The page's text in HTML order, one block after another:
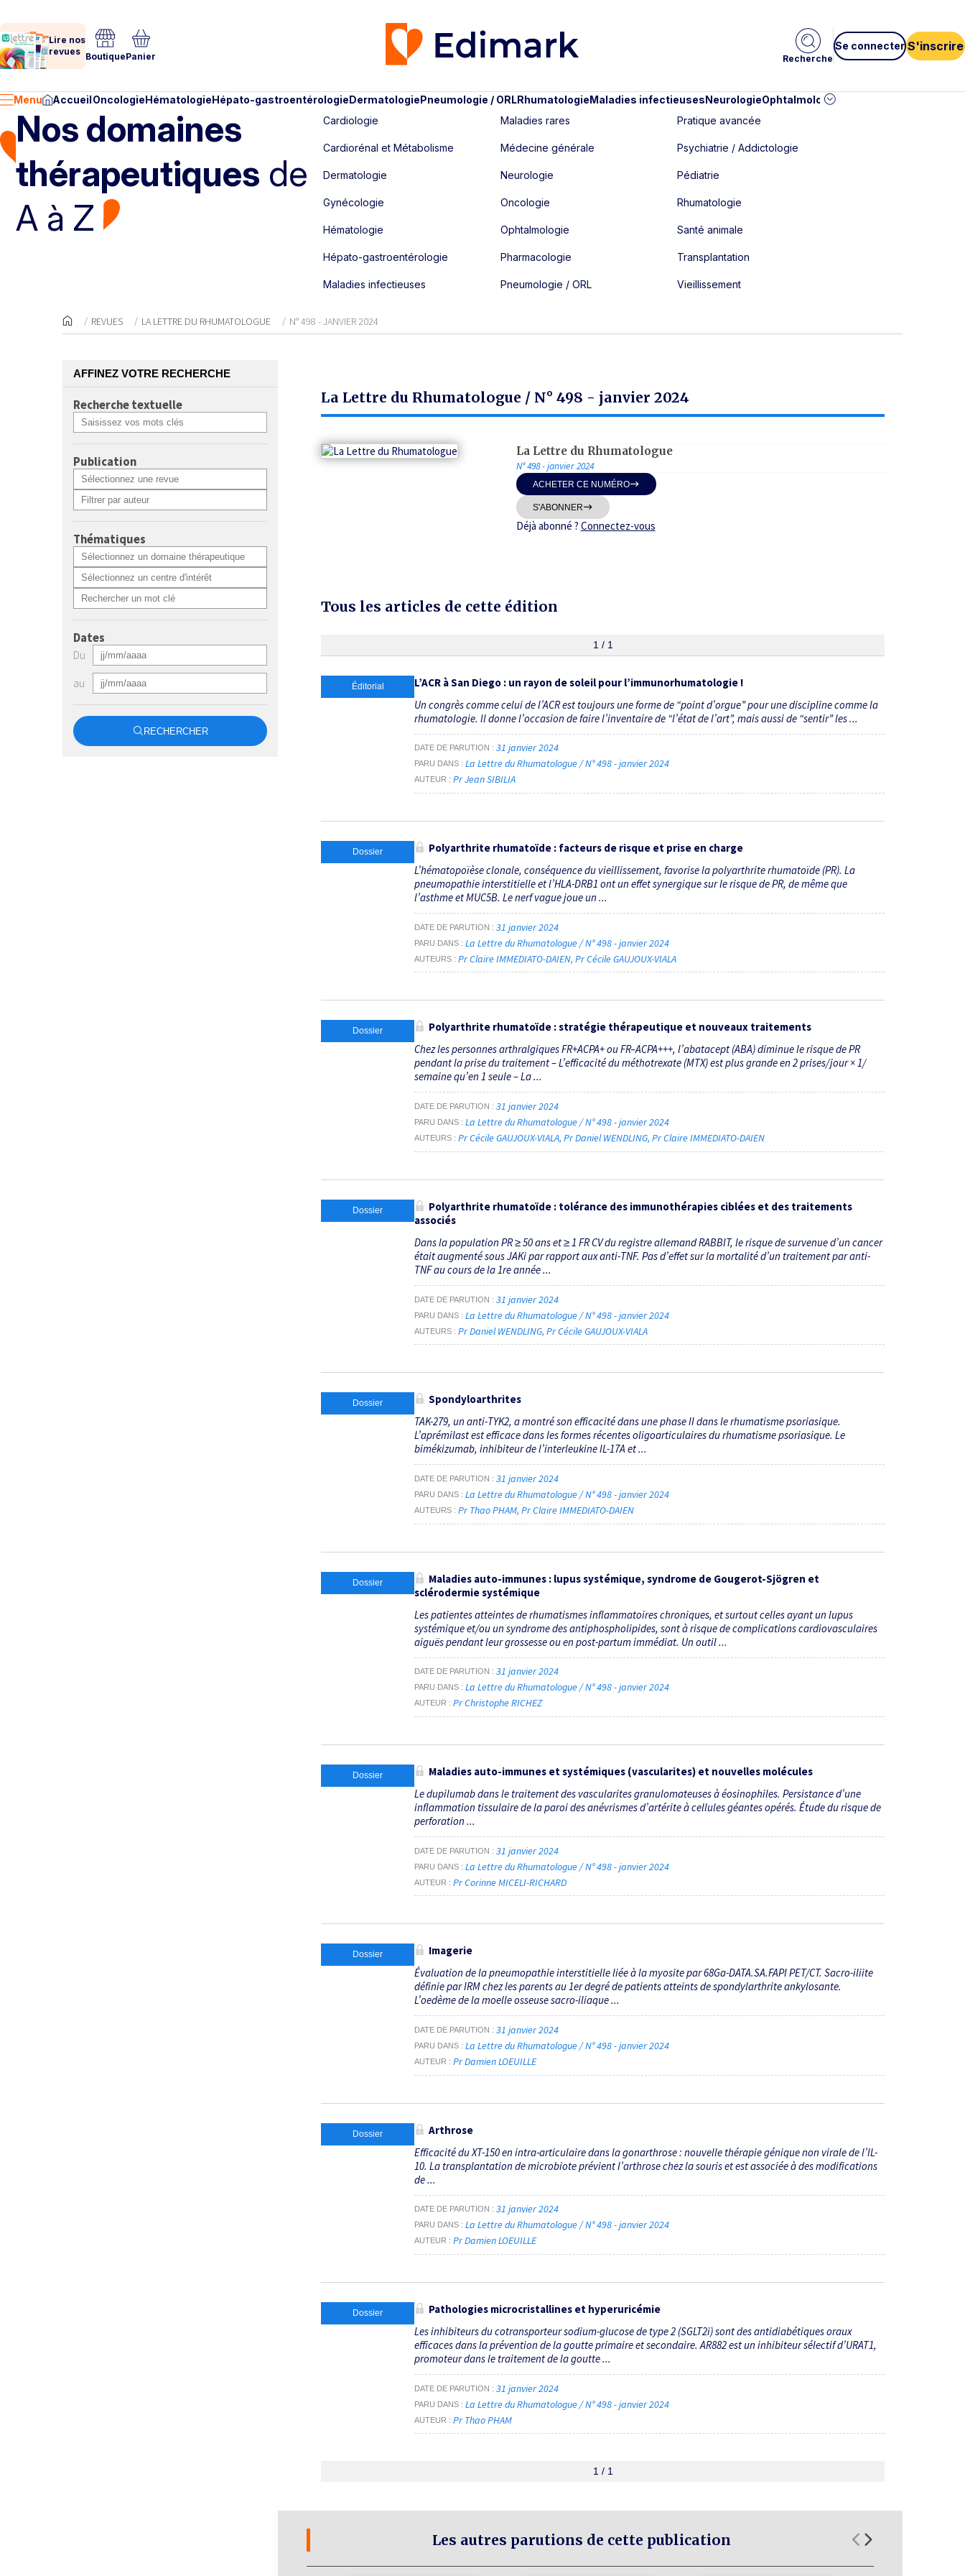
Lire nos
revues BoutiquePanier Recherche
Se connecter S'inscrire
Menu AccueilOncologieHématologieHépato-gastroentérologieDermatologiePneumologie / ORLRhumatologieMaladies infectieusesNeurologieOphtalmologie
Nos domaines
thérapeutiques de
A à Z
Cardiologie
Cardiorénal et Métabolisme
Dermatologie
Gynécologie
Hématologie
Hépato-gastroentérologie
Maladies infectieuses
Maladies rares
Médecine générale
Neurologie
Oncologie
Ophtalmologie
Pharmacologie
Pneumologie / ORL
Pratique avancée
Psychiatrie / Addictologie
Pédiatrie
Rhumatologie
Santé animale
Transplantation
Vieillissement
REVUES LA LETTRE DU RHUMATOLOGUE N° 498 - JANVIER 2024
AFFINEZ VOTRE RECHERCHE
Recherche textuelle
Publication
Thématiques
Dates
Du
au
RECHERCHER
La Lettre du Rhumatologue / N° 498 - janvier 2024
La Lettre du Rhumatologue
N° 498 - janvier 2024
ACHETER CE NUMÉRO
S'ABONNER
Déjà abonné ? Connectez-vous
Tous les articles de cette édition
1 / 1
Éditorial
L’ACR à San Diego : un rayon de soleil pour l’immunorhumatologie !
Un congrès comme celui de l’ACR est toujours une forme de “point d’orgue” pour une discipline comme la
rhumatologie. Il donne l’occasion de faire l’inventaire de “l’état de l’art”, mais aussi de “sentir” les ...
DATE DE PARUTION 31 janvier 2024
PARU DANS La Lettre du Rhumatologue / N° 498 - janvier 2024
AUTEUR Pr Jean SIBILIA
Dossier
Polyarthrite rhumatoïde : facteurs de risque et prise en charge
L’hématopoïèse clonale, conséquence du vieillissement, favorise la polyarthrite rhumatoïde (PR). La
pneumopathie interstitielle et l’HLA-DRB1 ont un effet synergique sur le risque de PR, de même que
l’asthme et MUC5B. Le nerf vague joue un ...
DATE DE PARUTION 31 janvier 2024
PARU DANS La Lettre du Rhumatologue / N° 498 - janvier 2024
AUTEURS Pr Claire IMMEDIATO-DAIEN Pr Cécile GAUJOUX-VIALA
Dossier
Polyarthrite rhumatoïde : stratégie thérapeutique et nouveaux traitements
Chez les personnes arthralgiques FR+ACPA+ ou FR–ACPA+++, l’abatacept (ABA) diminue le risque de PR
pendant la prise du traitement – L’efficacité du méthotrexate (MTX) est plus grande en 2 prises/jour × 1/
semaine qu’en 1 seule – La ...
DATE DE PARUTION 31 janvier 2024
PARU DANS La Lettre du Rhumatologue / N° 498 - janvier 2024
AUTEURS Pr Cécile GAUJOUX-VIALA Pr Daniel WENDLING Pr Claire IMMEDIATO-DAIEN
Dossier
Polyarthrite rhumatoïde : tolérance des immunothérapies ciblées et des traitements
associés
Dans la population PR ≥ 50 ans et ≥ 1 FR CV du registre allemand RABBIT, le risque de survenue d’un cancer
était augmenté sous JAKi par rapport aux anti-TNF. Pas d’effet sur la mortalité d’un traitement par anti-
TNF au cours de la 1re année ...
DATE DE PARUTION 31 janvier 2024
PARU DANS La Lettre du Rhumatologue / N° 498 - janvier 2024
AUTEURS Pr Daniel WENDLING Pr Cécile GAUJOUX-VIALA
Dossier
Spondyloarthrites
TAK-279, un anti-TYK2, a montré son efficacité dans une phase II dans le rhumatisme psoriasique.
L’aprémilast est efficace dans les formes récentes oligoarticulaires du rhumatisme psoriasique. Le
bimékizumab, inhibiteur de l’interleukine IL-17A et ...
DATE DE PARUTION 31 janvier 2024
PARU DANS La Lettre du Rhumatologue / N° 498 - janvier 2024
AUTEURS Pr Thao PHAM Pr Claire IMMEDIATO-DAIEN
Dossier
Maladies auto-immunes : lupus systémique, syndrome de Gougerot-Sjögren et
sclérodermie systémique
Les patientes atteintes de rhumatismes inflammatoires chroniques, et surtout celles ayant un lupus
systémique et/ou un syndrome des antiphospholipides, sont à risque de complications cardiovasculaires
aiguës pendant leur grossesse ou en post-partum immédiat. Un outil ...
DATE DE PARUTION 31 janvier 2024
PARU DANS La Lettre du Rhumatologue / N° 498 - janvier 2024
AUTEUR Pr Christophe RICHEZ
Dossier
Maladies auto-immunes et systémiques (vascularites) et nouvelles molécules
Le dupilumab dans le traitement des vascularites granulomateuses à éosinophiles. Persistance d’une
inflammation tissulaire de la paroi des anévrismes d’artérite à cellules géantes opérés. Étude du risque de
perforation ...
DATE DE PARUTION 31 janvier 2024
PARU DANS La Lettre du Rhumatologue / N° 498 - janvier 2024
AUTEUR Pr Corinne MICELI-RICHARD
Dossier
Imagerie
Évaluation de la pneumopathie interstitielle liée à la myosite par 68Ga-DATA.SA.FAPI PET/CT. Sacro-iliite
définie par IRM chez les parents au 1er degré de patients atteints de spondylarthrite ankylosante.
L’oedème de la moelle osseuse sacro-iliaque ...
DATE DE PARUTION 31 janvier 2024
PARU DANS La Lettre du Rhumatologue / N° 498 - janvier 2024
AUTEUR Pr Damien LOEUILLE
Dossier
Arthrose
Efficacité du XT-150 en intra-articulaire dans la gonarthrose : nouvelle thérapie génique non virale de l’IL-
10. La transplantation de microbiote prévient l’arthrose chez la souris et est associée à des modifications
de ...
DATE DE PARUTION 31 janvier 2024
PARU DANS La Lettre du Rhumatologue / N° 498 - janvier 2024
AUTEUR Pr Damien LOEUILLE
Dossier
Pathologies microcristallines et hyperuricémie
Les inhibiteurs du cotransporteur sodium-glucose de type 2 (SGLT2i) sont des antidiabétiques oraux
efficaces dans la prévention de la goutte primaire et secondaire. AR882 est un inhibiteur sélectif d’URAT1,
promoteur dans le traitement de la goutte ...
DATE DE PARUTION 31 janvier 2024
PARU DANS La Lettre du Rhumatologue / N° 498 - janvier 2024
AUTEUR Pr Thao PHAM
1 / 1
Les autres parutions de cette publication